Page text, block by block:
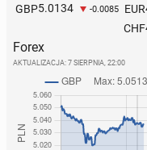
GBP5.0134 -0.0085 EUR
CHF
Forex
AKTUALIZACJA: 7 SIERPNIA, 22:00